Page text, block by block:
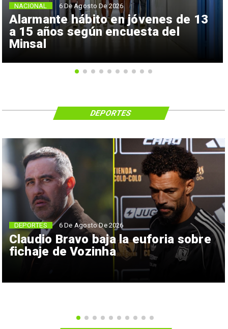
Alarmante hábito en jóvenes de 13
a 15 años según encuesta del
Minsal
NACIONAL 6 De Agosto De 2026
Claudio Bravo baja la euforia sobre
fichaje de Vozinha
DEPORTES 6 De Agosto De 2026
DEPORTES